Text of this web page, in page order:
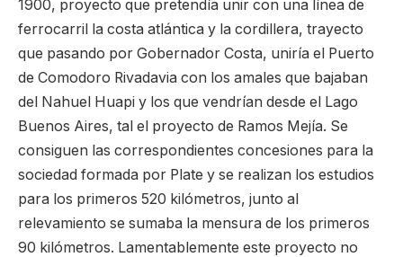
1900, proyecto que pretendía unir con una línea de
ferrocarril la costa atlántica y la cordillera, trayecto
que pasando por Gobernador Costa, uniría el Puerto
de Comodoro Rivadavia con los amales que bajaban
del Nahuel Huapi y los que vendrían desde el Lago
Buenos Aires, tal el proyecto de Ramos Mejía. Se
consiguen las correspondientes concesiones para la
sociedad formada por Plate y se realizan los estudios
para los primeros 520 kilómetros, junto al
relevamiento se sumaba la mensura de los primeros
90 kilómetros. Lamentablemente este proyecto no